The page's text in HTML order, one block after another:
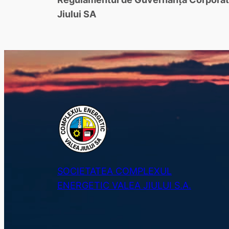
Jiului SA
SOCIETATEA COMPLEXUL
ENERGETIC VALEA JIULUI S.A.